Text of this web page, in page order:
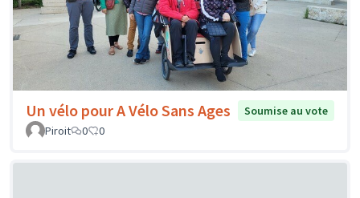
Un vélo pour A Vélo Sans Ages
Soumise au vote
Piroit
0 0